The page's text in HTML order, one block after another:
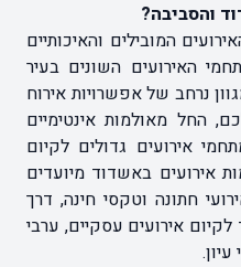
והסביבה?
המובילים והאיכותיים
האירועים השונים בעיר
נרחב של אפשרויות אירוח
החל מאולמות אינטימיים
אירועים גדולים לקיום
אירועים באשדוד מיועדים
חתונה וטקסי חינה, דרך
לקיום אירועים עסקיים, ערבי